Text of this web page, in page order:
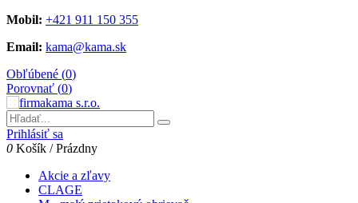
Mobil: +421 911 150 355
Email: kama@kama.sk
Obľúbené (0)
Porovnať (0)
Prihlásiť sa
0 Košík /Prázdny
Akcie a zľavy
CLAGE